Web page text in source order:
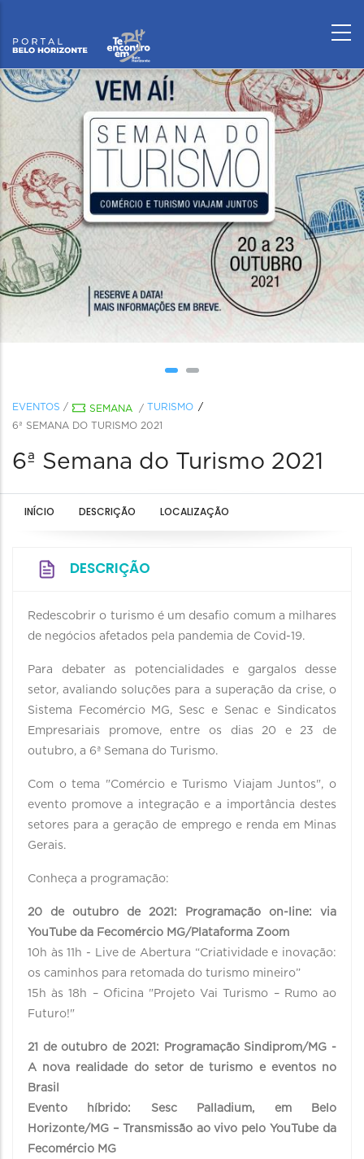
EVENTOS / SEMANA / TURISMO
6ª SEMANA DO TURISMO 2021
6ª Semana do Turismo 2021
INÍCIO DESCRIÇÃO LOCALIZAÇÃO
DESCRIÇÃO
Redescobrir o turismo é um desafio comum a milhares
de negócios afetados pela pandemia de Covid-19.
Para debater as potencialidades e gargalos desse
setor, avaliando soluções para a superação da crise, o
Sistema Fecomércio MG, Sesc e Senac e Sindicatos
Empresariais promove, entre os dias 20 e 23 de
outubro, a 6ª Semana do Turismo.
Com o tema "Comércio e Turismo Viajam Juntos", o
evento promove a integração e a importância destes
setores para a geração de emprego e renda em Minas
Gerais.
Conheça a programação:
20 de outubro de 2021: Programação on-line: via
YouTube da Fecomércio MG/Plataforma Zoom
10h às 11h - Live de Abertura “Criatividade e inovação:
os caminhos para retomada do turismo mineiro”
15h às 18h – Oficina "Projeto Vai Turismo – Rumo ao
Futuro!"
21 de outubro de 2021: Programação Sindiprom/MG -
A nova realidade do setor de turismo e eventos no
Brasil
Evento híbrido: Sesc Palladium, em Belo
Horizonte/MG – Transmissão ao vivo pelo YouTube da
Fecomércio MG